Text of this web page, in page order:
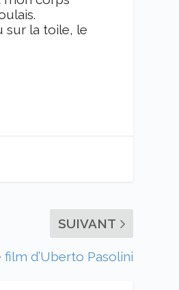
sur la toile, le
SUIVANT
d’Uberto Pasolini